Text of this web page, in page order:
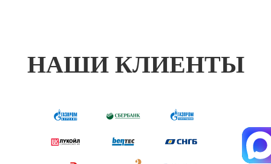
НАШИ КЛИЕНТЫ